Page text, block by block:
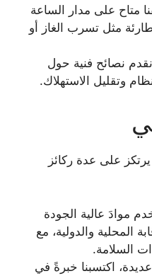
متاح على مدار الساعة
مثل تسرب الغاز أو
نصائح فنية حول
وتقليل الاستهلاك.
على عدة ركائز
موادَ عالية الجودة
المحلية والدولية، مع
السلامة.
اكتسبنا خبرةً في